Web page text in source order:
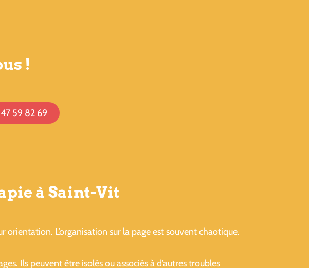
!
59 82 69
à Saint-Vit
orientation. L’organisation sur la page est souvent chaotique.
Ils peuvent être isolés ou associés à d’autres troubles